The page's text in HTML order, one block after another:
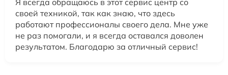
Я всегда обращаюсь в этот сервис центр со
своей техникой, так как знаю, что здесь
работают профессионалы своего дела. Мне уже
не раз помогали, и я всегда оставался доволен
результатом. Благодарю за отличный сервис!